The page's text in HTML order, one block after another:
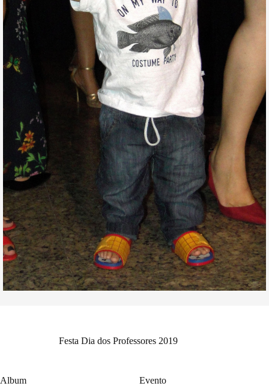
Festa Dia dos Professores 2019
Album Evento